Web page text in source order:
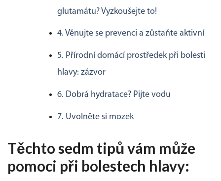
glutamátu? Vyzkoušejte to!
4. Věnujte se prevenci a zůstaňte aktivní
5. Přírodní domácí prostředek při bolesti
hlavy: zázvor
6. Dobrá hydratace? Pijte vodu
7. Uvolněte si mozek
Těchto sedm tipů vám může
pomoci při bolestech hlavy: